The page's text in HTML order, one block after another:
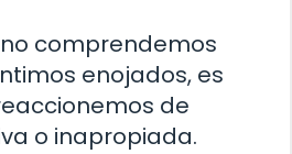
comprendemos
enojados, es
de
o inapropiada.